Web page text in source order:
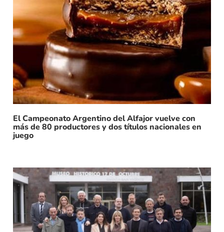
El Campeonato Argentino del Alfajor vuelve con
más de 80 productores y dos títulos nacionales en
juego